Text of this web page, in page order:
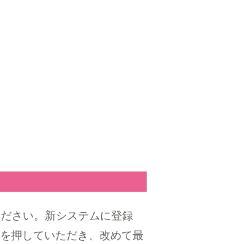
さい。新システムに登録
押していただき、改めて最